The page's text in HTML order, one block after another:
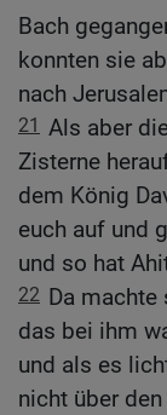
Bach
konnten sie
nach
21 Als aber
Zisterne
dem König
euch auf und
und so hat
22 Da machte
das bei ihm
und als es
nicht über